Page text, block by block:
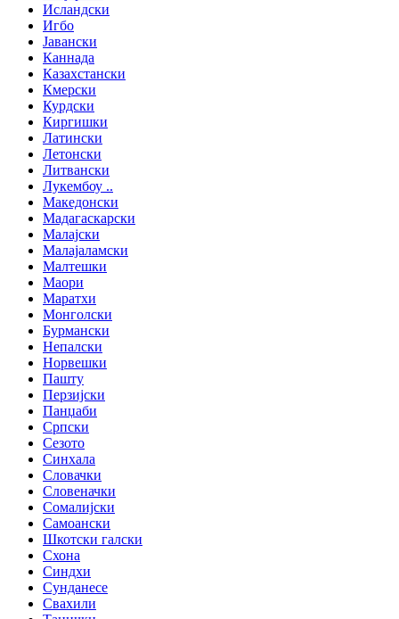
Исландски
Игбо
Јавански
Каннада
Казахстански
Кмерски
Курдски
Киргишки
Латински
Летонски
Литвански
Лукембоу ..
Македонски
Мадагаскарски
Малајски
Малајаламски
Малтешки
Маори
Маратхи
Монголски
Бурмански
Непалски
Норвешки
Пашту
Перзијски
Панџаби
Српски
Сезото
Синхала
Словачки
Словеначки
Сомалијски
Самоански
Шкотски галски
Схона
Синдхи
Сунданесе
Свахили